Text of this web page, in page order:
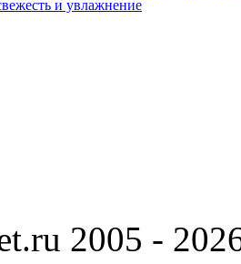
и увлажнение
2005 -